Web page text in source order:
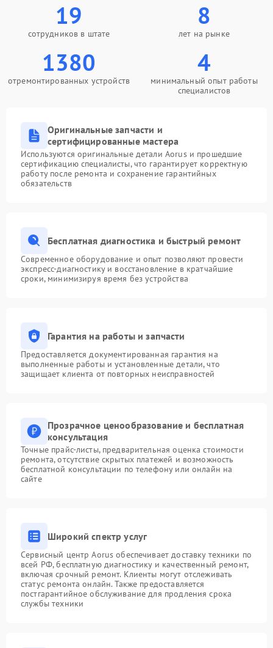
19
сотрудников в штате
8
лет на рынке
1380
отремонтированных устройств
4
минимальный опыт работы
специалистов
Оригинальные запчасти и
сертифицированные мастера
Используются оригинальные детали Aorus и прошедшие
сертификацию специалисты, что гарантирует корректную
работу после ремонта и сохранение гарантийных
обязательств
Бесплатная диагностика и быстрый ремонт
Современное оборудование и опыт позволяют провести
экспресс-диагностику и восстановление в кратчайшие
сроки, минимизируя время без устройства
Гарантия на работы и запчасти
Предоставляется документированная гарантия на
выполненные работы и установленные детали, что
защищает клиента от повторных неисправностей
Прозрачное ценообразование и бесплатная
консультация
Точные прайс-листы, предварительная оценка стоимости
ремонта, отсутствие скрытых платежей и возможность
бесплатной консультации по телефону или онлайн на
сайте
Широкий спектр услуг
Сервисный центр Aorus обеспечивает доставку техники по
всей РФ, бесплатную диагностику и качественный ремонт,
включая срочный ремонт. Клиенты могут отслеживать
статус ремонта онлайн. Также предоставляется
постгарантийное обслуживание для продления срока
службы техники